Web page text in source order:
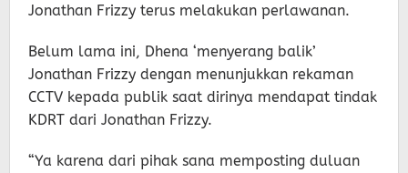
Jonathan Frizzy terus melakukan perlawanan.
Belum lama ini, Dhena ‘menyerang balik’
Jonathan Frizzy dengan menunjukkan rekaman
CCTV kepada publik saat dirinya mendapat tindak
KDRT dari Jonathan Frizzy.
“Ya karena dari pihak sana memposting duluan